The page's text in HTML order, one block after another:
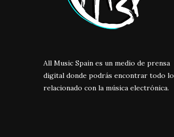
All Music Spain es un medio de prensa
digital donde podrás encontrar todo lo
relacionado con la música electrónica.